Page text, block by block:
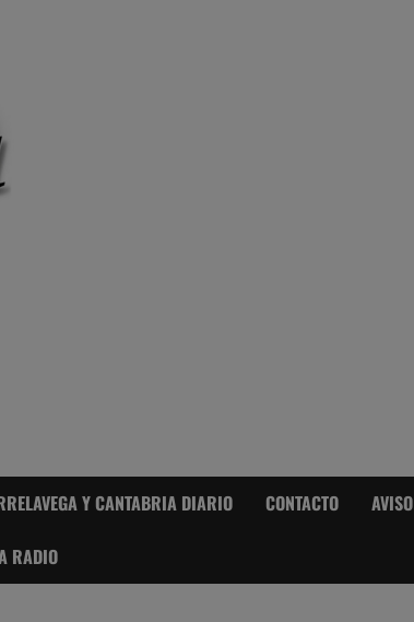
Y CANTABRIA DIARIO CONTACTO
RADIO